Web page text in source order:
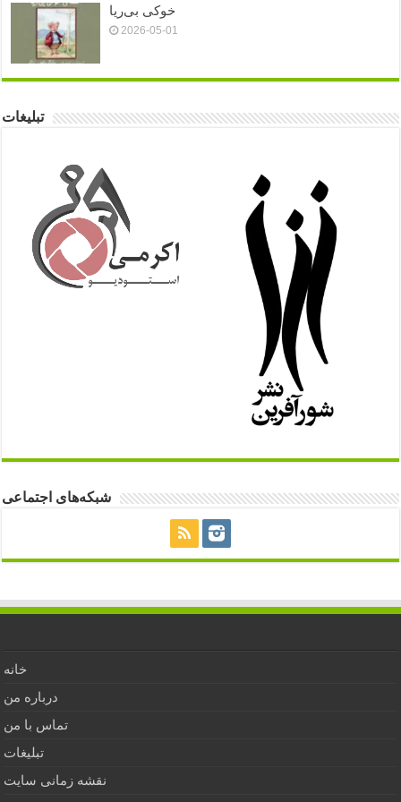
خوکی بی‌ریا
2026-05-01
تبلیغات
شبکه‌های اجتماعی
خانه
درباره من
تماس با من
تبلیغات
نقشه زمانی سایت